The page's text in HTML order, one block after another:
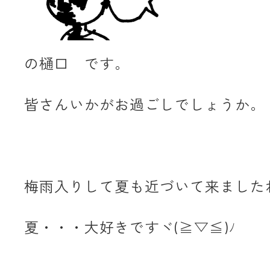
の樋口 です。
皆さんいかがお過ごしでしょうか。
梅雨入りして夏も近づいて来ました
夏・・・大好きですヾ(≧▽≦)ﾉ